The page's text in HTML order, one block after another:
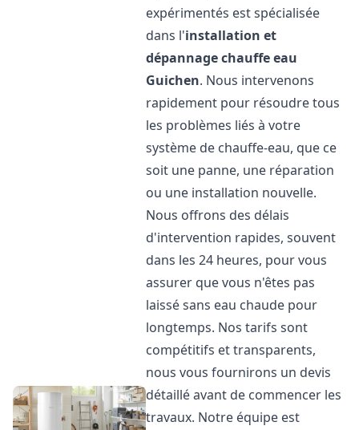
expérimentés est spécialisée
dans l'installation et
dépannage chauffe eau
Guichen. Nous intervenons
rapidement pour résoudre tous
les problèmes liés à votre
système de chauffe-eau, que ce
soit une panne, une réparation
ou une installation nouvelle.
Nous offrons des délais
d'intervention rapides, souvent
dans les 24 heures, pour vous
assurer que vous n'êtes pas
laissé sans eau chaude pour
longtemps. Nos tarifs sont
compétitifs et transparents,
nous vous fournirons un devis
détaillé avant de commencer les
travaux. Notre équipe est